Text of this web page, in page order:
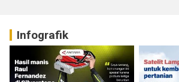
Infografik